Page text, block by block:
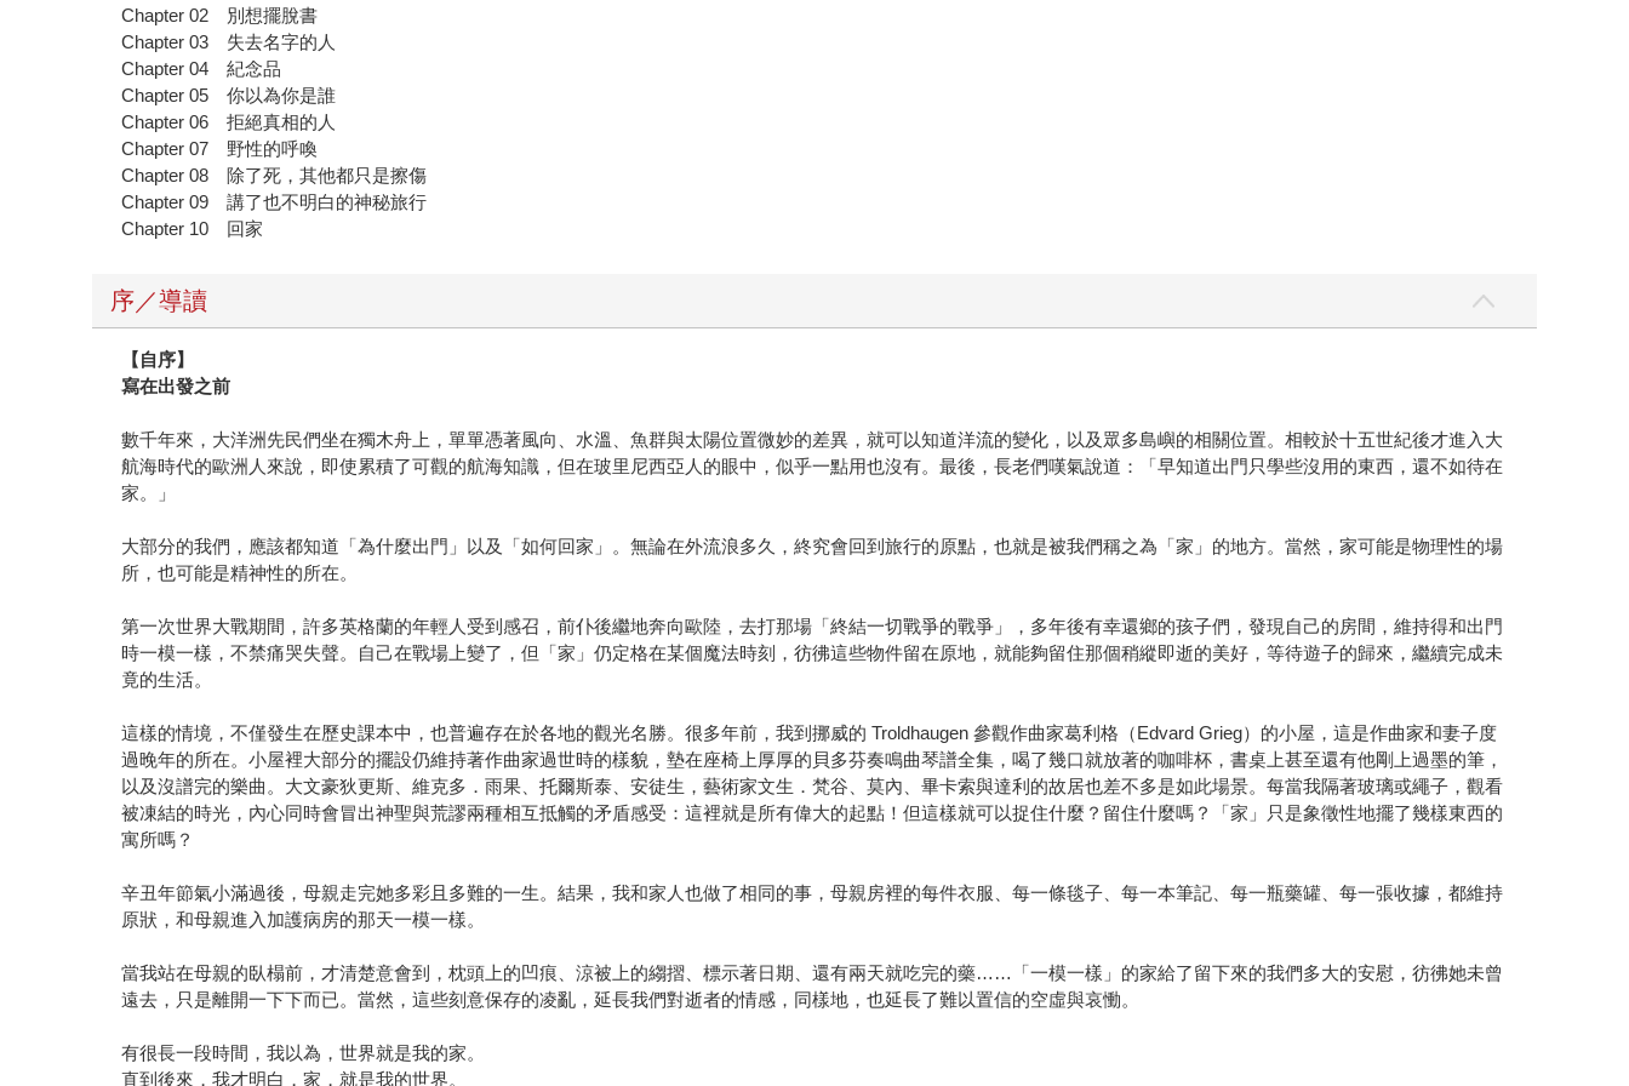
Chapter 02 別想擺脫書
Chapter 03 失去名字的人
Chapter 04 紀念品
Chapter 05 你以為你是誰
Chapter 06 拒絕真相的人
Chapter 07 野性的呼喚
Chapter 08 除了死，其他都只是擦傷
Chapter 09 講了也不明白的神秘旅行
Chapter 10 回家
序／導讀
【自序】
寫在出發之前
數千年來，大洋洲先民們坐在獨木舟上，單單憑著風向、水溫、魚群與太陽位置微妙的差異，就可以知道洋流的變化，以及眾多島嶼的相關位置。相較於十五世紀後才進入大
航海時代的歐洲人來說，即使累積了可觀的航海知識，但在玻里尼西亞人的眼中，似乎一點用也沒有。最後，長老們嘆氣說道：「早知道出門只學些沒用的東西，還不如待在
家。」
大部分的我們，應該都知道「為什麼出門」以及「如何回家」。無論在外流浪多久，終究會回到旅行的原點，也就是被我們稱之為「家」的地方。當然，家可能是物理性的場
所，也可能是精神性的所在。
第一次世界大戰期間，許多英格蘭的年輕人受到感召，前仆後繼地奔向歐陸，去打那場「終結一切戰爭的戰爭」，多年後有幸還鄉的孩子們，發現自己的房間，維持得和出門
時一模一樣，不禁痛哭失聲。自己在戰場上變了，但「家」仍定格在某個魔法時刻，彷彿這些物件留在原地，就能夠留住那個稍縱即逝的美好，等待遊子的歸來，繼續完成未
竟的生活。
這樣的情境，不僅發生在歷史課本中，也普遍存在於各地的觀光名勝。很多年前，我到挪威的 Troldhaugen 參觀作曲家葛利格（Edvard Grieg）的小屋，這是作曲家和妻子度
過晚年的所在。小屋裡大部分的擺設仍維持著作曲家過世時的樣貌，墊在座椅上厚厚的貝多芬奏鳴曲琴譜全集，喝了幾口就放著的咖啡杯，書桌上甚至還有他剛上過墨的筆，
以及沒譜完的樂曲。大文豪狄更斯、維克多．雨果、托爾斯泰、安徒生，藝術家文生．梵谷、莫內、畢卡索與達利的故居也差不多是如此場景。每當我隔著玻璃或繩子，觀看
被凍結的時光，內心同時會冒出神聖與荒謬兩種相互抵觸的矛盾感受：這裡就是所有偉大的起點！但這樣就可以捉住什麼？留住什麼嗎？「家」只是象徵性地擺了幾樣東西的
寓所嗎？
辛丑年節氣小滿過後，母親走完她多彩且多難的一生。結果，我和家人也做了相同的事，母親房裡的每件衣服、每一條毯子、每一本筆記、每一瓶藥罐、每一張收據，都維持
原狀，和母親進入加護病房的那天一模一樣。
當我站在母親的臥榻前，才清楚意會到，枕頭上的凹痕、涼被上的縐摺、標示著日期、還有兩天就吃完的藥……「一模一樣」的家給了留下來的我們多大的安慰，彷彿她未曾
遠去，只是離開一下下而已。當然，這些刻意保存的凌亂，延長我們對逝者的情感，同樣地，也延長了難以置信的空虛與哀慟。
有很長一段時間，我以為，世界就是我的家。
直到後來，我才明白，家，就是我的世界。